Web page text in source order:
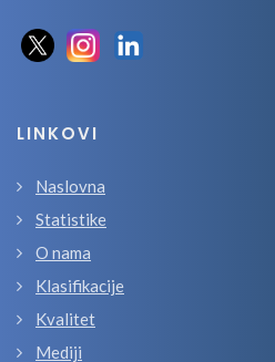
LINKOVI
Naslovna
Statistike
O nama
Klasifikacije
Kvalitet
Mediji